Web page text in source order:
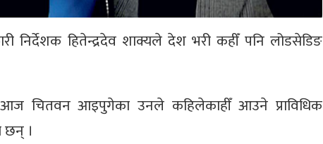
निर्देशक हितेन्द्रदेव शाक्यले देश भरी कहीँ पनि लोडसेडिङ
आज चितवन आइपुगेका उनले कहिलेकाहीँ आउने प्राविधिक
छन् ।